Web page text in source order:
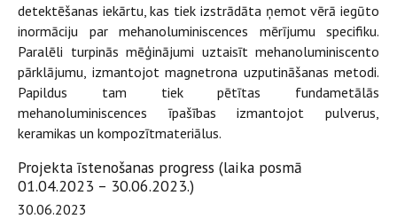
detektēšanas iekārtu, kas tiek izstrādāta ņemot vērā iegūto
inormāciju par mehanoluminiscences mērījumu specifiku.
Paralēli turpinās mēģinājumi uztaisīt mehanoluminiscento
pārklājumu, izmantojot magnetrona uzputināšanas metodi.
Papildus tam tiek pētītas fundametālās
mehanoluminiscences īpašības izmantojot pulverus,
keramikas un kompozītmateriālus.
Projekta īstenošanas progress (laika posmā
01.04.2023 – 30.06.2023.)
30.06.2023